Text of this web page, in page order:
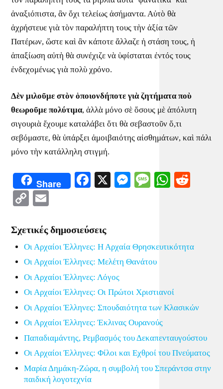
ἀναξιόπιστα, ἂν ὄχι τελείως ἀσήμαντα. Αὐτὸ θὰ
ἀχρήστευε γιὰ τὸν παραλήπτη τους τὴν ἀξία τῶν
Πατέρων, ὥστε καὶ ἂν κάποτε ἄλλαζε ἡ στάση τους, ἡ
ἀπαξίωση αὐτὴ θὰ συνέχιζε νὰ ὑφίσταται ἐντός τους
ἐνδεχομένως γιὰ πολὺ χρόνο.
Δὲν μιλοῦμε στὸν ὁποιονδήποτε γιὰ ζητήματα ποὺ
θεωροῦμε πολύτιμα, ἀλλὰ μόνο σὲ ὅσους μὲ ἀπόλυτη
σιγουριὰ ἔχουμε καταλάβει ὅτι θὰ σεβαστοῦν ὅ,τι
σεβόμαστε, θὰ ὑπάρξει ἀμοιβαιότης αἰσθημάτων, καὶ πάλι
μόνο τὴν κατάλληλη στιγμή.
Share Facebook
X Messenger
Message
Copy
Σχετικές δημοσιεύσεις
Οι Αρχαίοι Έλληνες: Η Αρχαία Θρησκευτικότητα
Οι Αρχαίοι Έλληνες: Μελέτη Θανάτου
Οι Αρχαίοι Έλληνες: Λόγος
Οι Αρχαίοι Έλληνες: Οι Πρώτοι Χριστιανοί
Οι Αρχαίοι Έλληνες: Σπουδαιότητα των Κλασικών
Οι Αρχαίοι Έλληνες: Έκλινας Ουρανούς
Παπαδιαμάντης, Ρεμβασμός του Δεκαπενταυγούστου
Οι Αρχαίοι Έλληνες: Φίλοι και Εχθροί του Πνεύματος
Μαρία Δημάκη-Ζώρα, η συμβολή του Σπεράντσα στην
παιδική λογοτεχνία